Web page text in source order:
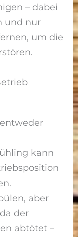
– dabei
und nur
um die
kann
aber
der
abtötet –